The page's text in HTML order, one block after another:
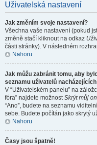
Uživatelská nastavení
Jak změním svoje nastavení?
Všechna vaše nastavení (pokud
změně stačí kliknout na odkaz
části stránky). V následném
Nahoru
Jak můžu zabránit tomu, aby
seznamu uživatelů
V “Uživatelském panelu” na
fóra” najdete možnostSkrýt můj
“Ano”, budete na seznamu
sebe. Budete počítán jako skrytý
Nahoru
Časy jsou špatně!